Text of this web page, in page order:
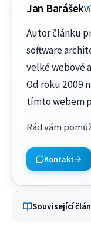
Jan Barášek
Autor článku
software
velké webové
Od roku 2009
tímto webem
Rád vám
Kontakt
Související